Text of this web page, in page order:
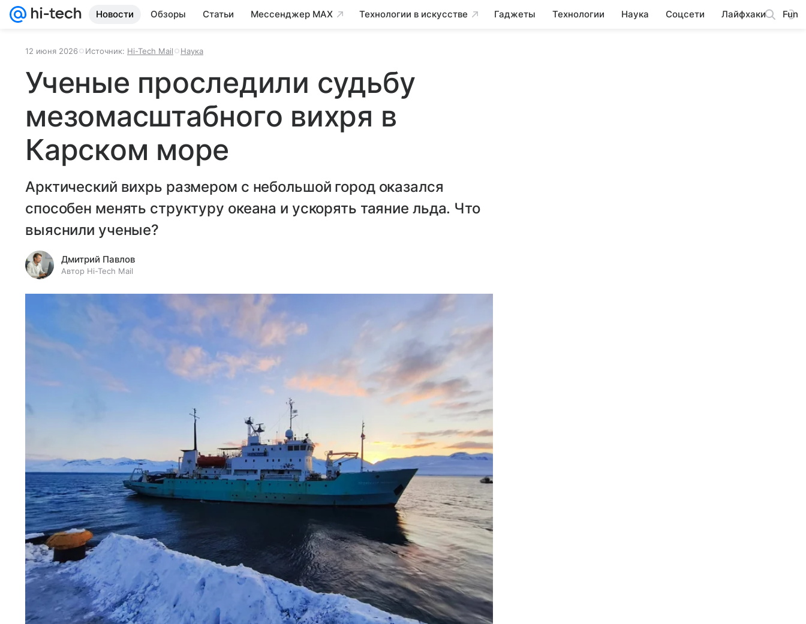
Новости Обзоры Статьи Мессенджер MAX Технологии в искусстве Гаджеты Технологии Наука Соцсети Лайфхаки Fun
12 июня 2026 Источник: Hi-Tech Mail Наука
Ученые проследили судьбу
мезомасштабного вихря в
Карском море
Арктический вихрь размером с небольшой город оказался
способен менять структуру океана и ускорять таяние льда. Что
выяснили ученые?
Дмитрий Павлов
Автор Hi-Tech Mail